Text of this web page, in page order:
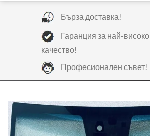
Бърза доставка!
Гаранция за най-високо
качество!
Професионален съвет!